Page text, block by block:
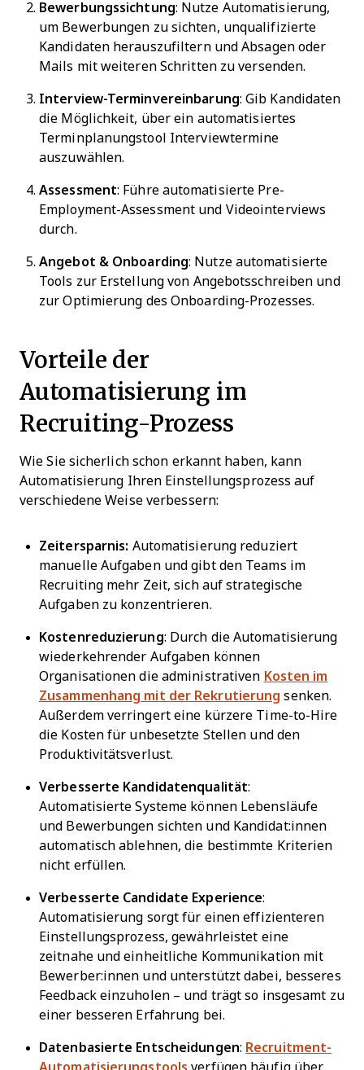
Bewerbungssichtung: Nutze Automatisierung,
um Bewerbungen zu sichten, unqualifizierte
Kandidaten herauszufiltern und Absagen oder
Mails mit weiteren Schritten zu versenden.
Interview-Terminvereinbarung: Gib Kandidaten
die Möglichkeit, über ein automatisiertes
Terminplanungstool Interviewtermine
auszuwählen.
Assessment: Führe automatisierte Pre-
Employment-Assessment und Videointerviews
durch.
Angebot & Onboarding: Nutze automatisierte
Tools zur Erstellung von Angebotsschreiben und
zur Optimierung des Onboarding-Prozesses.
Vorteile der
Automatisierung im
Recruiting-Prozess
Wie Sie sicherlich schon erkannt haben, kann
Automatisierung Ihren Einstellungsprozess auf
verschiedene Weise verbessern:
Zeitersparnis: Automatisierung reduziert
manuelle Aufgaben und gibt den Teams im
Recruiting mehr Zeit, sich auf strategische
Aufgaben zu konzentrieren.
Kostenreduzierung: Durch die Automatisierung
wiederkehrender Aufgaben können
Organisationen die administrativen Kosten im
Zusammenhang mit der Rekrutierung senken.
Außerdem verringert eine kürzere Time-to-Hire
die Kosten für unbesetzte Stellen und den
Produktivitätsverlust.
Verbesserte Kandidatenqualität:
Automatisierte Systeme können Lebensläufe
und Bewerbungen sichten und Kandidat:innen
automatisch ablehnen, die bestimmte Kriterien
nicht erfüllen.
Verbesserte Candidate Experience:
Automatisierung sorgt für einen effizienteren
Einstellungsprozess, gewährleistet eine
zeitnahe und einheitliche Kommunikation mit
Bewerber:innen und unterstützt dabei, besseres
Feedback einzuholen – und trägt so insgesamt zu
einer besseren Erfahrung bei.
Datenbasierte Entscheidungen: Recruitment-